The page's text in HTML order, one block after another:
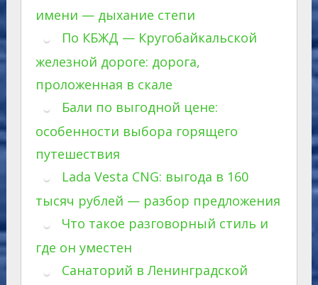
имени — дыхание степи
По КБЖД — Кругобайкальской
железной дороге: дорога,
проложенная в скале
Бали по выгодной цене:
особенности выбора горящего
путешествия
Lada Vesta CNG: выгода в 160
тысяч рублей — разбор предложения
Что такое разговорный стиль и
где он уместен
Санаторий в Ленинградской